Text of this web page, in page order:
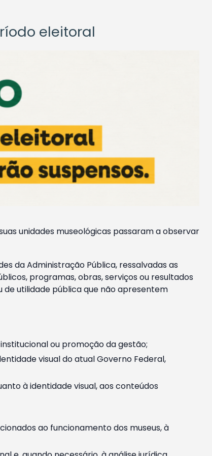
eleitoral
unidades museológicas passaram a observar
da Administração Pública, ressalvadas as
programas, obras, serviços ou resultados
utilidade pública que não apresentem
ou promoção da gestão;
visual do atual Governo Federal,
à identidade visual, aos conteúdos
ao funcionamento dos museus, à